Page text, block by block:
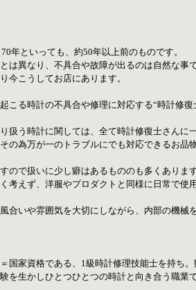
年といっても、約50年以上前のものです。
は異なり、不具合や故障が出るのは自然な
今こうしてお店にあります。
こる時計の不具合や修理に対応する“時計修
扱う時計に関しては、全て時計修復士さん
の為万が一のトラブルにでも対応できるお品
ので扱いに少し癖はあるもののも多くありま
考えず、洋服やプロダクトと同様に日常で使
合いや雰囲気を大切にしながら、内部の機
国家資格である、1級時計修理技能士を持ち
を生かしひとつひとつの時計と向き合う職業